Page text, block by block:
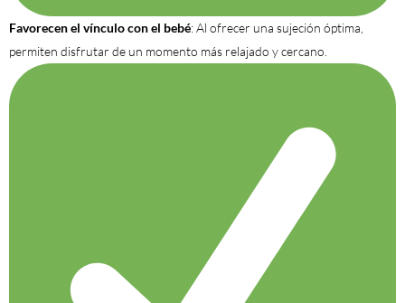
Favorecen el vínculo con el bebé: Al ofrecer una sujeción óptima,
permiten disfrutar de un momento más relajado y cercano.